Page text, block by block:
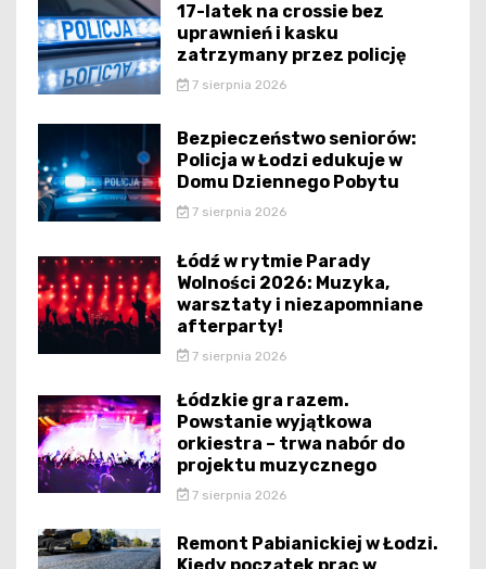
17-latek na crossie bez
uprawnień i kasku
zatrzymany przez policję
7 sierpnia 2026
Bezpieczeństwo seniorów:
Policja w Łodzi edukuje w
Domu Dziennego Pobytu
7 sierpnia 2026
Łódź w rytmie Parady
Wolności 2026: Muzyka,
warsztaty i niezapomniane
afterparty!
7 sierpnia 2026
Łódzkie gra razem.
Powstanie wyjątkowa
orkiestra – trwa nabór do
projektu muzycznego
7 sierpnia 2026
Remont Pabianickiej w Łodzi.